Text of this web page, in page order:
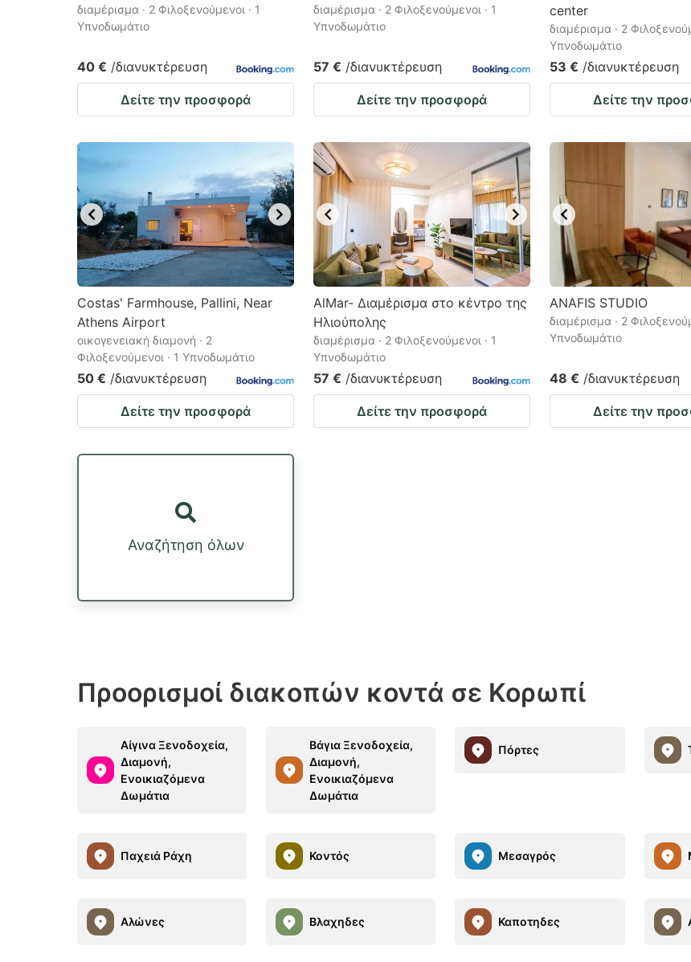
διαμέρισμα · 2 Φιλοξενούμενοι · 1
Υπνοδωμάτιο
40 € /διανυκτέρευση
Δείτε την προσφορά
διαμέρισμα · 2 Φιλοξενούμενοι · 1
Υπνοδωμάτιο
57 € /διανυκτέρευση
Δείτε την προσφορά
center
διαμέρισμα · 2
Υπνοδωμάτιο
53 € /διανυκτέρευση
Δείτε την
Costas' Farmhouse, Pallini, Near
Athens Airport
οικογενειακή διαμονή · 2
Φιλοξενούμενοι · 1 Υπνοδωμάτιο
50 € /διανυκτέρευση
Δείτε την προσφορά
AlMar- Διαμέρισμα στο κέντρο της
Ηλιούπολης
διαμέρισμα · 2 Φιλοξενούμενοι · 1
Υπνοδωμάτιο
57 € /διανυκτέρευση
Δείτε την προσφορά
ANAFIS STUDIO
διαμέρισμα · 2
Υπνοδωμάτιο
48 € /διανυκτέρευση
Δείτε την
Αναζήτηση όλων
Προορισμοί διακοπών κοντά σε Κορωπί
Αίγινα Ξενοδοχεία,
Διαμονή,
Ενοικιαζόμενα
Δωμάτια
Βάγια Ξενοδοχεία,
Διαμονή,
Ενοικιαζόμενα
Δωμάτια
Πόρτες
Παχειά Ράχη Κοντός Μεσαγρός
Αλώνες Βλαχηδες Καποτηδες